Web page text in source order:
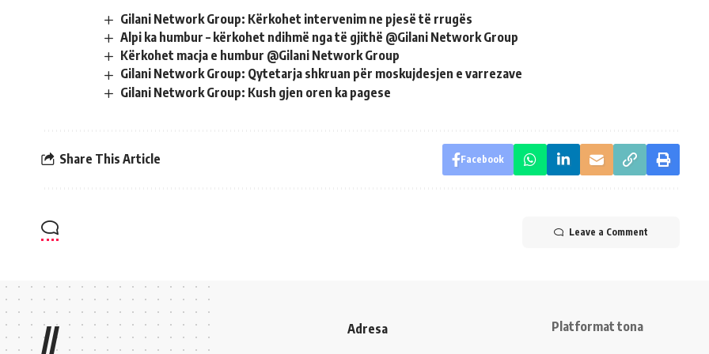
Gilani Network Group: Kërkohet intervenim ne pjesë të rrugës
Alpi ka humbur – kërkohet ndihmë nga të gjithë @Gilani Network Group
Kërkohet macja e humbur @Gilani Network Group
Gilani Network Group: Qytetarja shkruan për moskujdesjen e varrezave
Gilani Network Group: Kush gjen oren ka pagese
Share This Article Facebook
Leave a Comment
// Adresa Platformat tona